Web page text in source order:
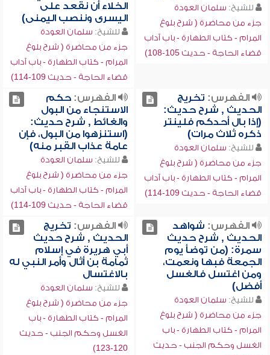
للشيخ: سلمان العودة
جزء من محاضرة ( شرح بلوغ
المرام - كتاب الطهارة - باب آداب
قضاء الحاجة - حديث 105-108)
الخلاء أن نقعد على
اليسرى وننصب اليمنى)
للشيخ: سلمان العودة
جزء من محاضرة ( شرح بلوغ
المرام - كتاب الطهارة - باب آداب
قضاء الحاجة - حديث 109-114)
الفهرس: تخريج
الحديث , شرح حديث:
(إذا بال أحدكم فلينتر
ذكره ثلاث مرات)
للشيخ: سلمان العودة
جزء من محاضرة ( شرح بلوغ
المرام - كتاب الطهارة - باب آداب
قضاء الحاجة - حديث 109-114)
الفهرس:حكم
الاستنجاء من البول
والغائط , شرح حديث:
(استنزهوا من البول، فإن
عامة عذاب القبر منه)
للشيخ: سلمان العودة
جزء من محاضرة ( شرح بلوغ
المرام - كتاب الطهارة - باب آداب
قضاء الحاجة - حديث 109-114)
الفهرس: شواهد
الحديث , شرح حديث
سمرة: (من توضأ يوم
الجمعة فبها ونعمت،
ومن اغتسل فالغسل
أفضل)
للشيخ: سلمان العودة
جزء من محاضرة ( شرح بلوغ
المرام - كتاب الطهارة - باب
الغسل وحكم الجنب - حديث
الفهرس: تخريج
الحديث , شرح حديث
أبي هريرة في إسلام
ثمامة بن أثال وأمر النبي له
بالاغتسال
للشيخ: سلمان العودة
جزء من محاضرة ( شرح بلوغ
المرام - كتاب الطهارة - باب
الغسل وحكم الجنب - حديث
120-123)